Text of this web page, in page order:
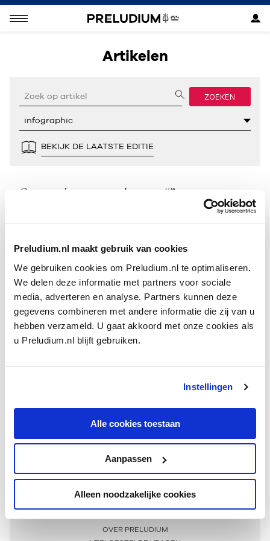
Preludium.nl maakt gebruik van cookies
We gebruiken cookies om Preludium.nl te optimaliseren.
We delen deze informatie met partners voor sociale
media, adverteren en analyse. Partners kunnen deze
gegevens combineren met andere informatie die zij van u
hebben verzameld. U gaat akkoord met onze cookies als
u Preludium.nl blijft gebruiken.
Instellingen
Alle cookies toestaan
Aanpassen
Alleen noodzakelijke cookies
Artikelen
ZOEKEN
BEKIJK DE LAATSTE EDITIE
Geen resultaten gevonden voor “”.
Meer informatie
OVER PRELUDIUM